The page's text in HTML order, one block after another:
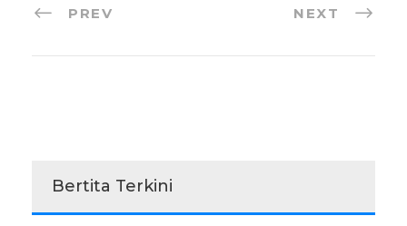
PREV NEXT
Bertita Terkini